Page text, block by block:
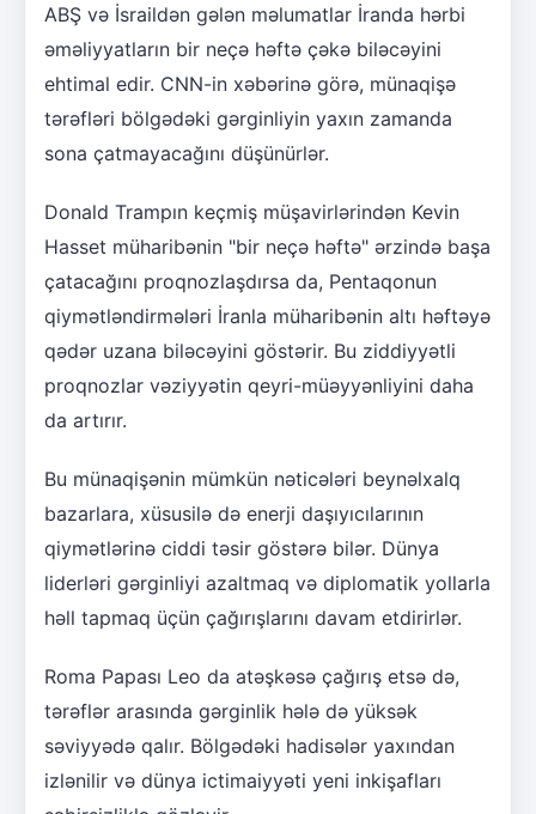
ABŞ və İsraildən gələn məlumatlar İranda hərbi
əməliyyatların bir neçə həftə çəkə biləcəyini
ehtimal edir. CNN-in xəbərinə görə, münaqişə
tərəfləri bölgədəki gərginliyin yaxın zamanda
sona çatmayacağını düşünürlər.
Donald Trampın keçmiş müşavirlərindən Kevin
Hasset müharibənin "bir neçə həftə" ərzində başa
çatacağını proqnozlaşdırsa da, Pentaqonun
qiymətləndirmələri İranla müharibənin altı həftəyə
qədər uzana biləcəyini göstərir. Bu ziddiyyətli
proqnozlar vəziyyətin qeyri-müəyyənliyini daha
da artırır.
Bu münaqişənin mümkün nəticələri beynəlxalq
bazarlara, xüsusilə də enerji daşıyıcılarının
qiymətlərinə ciddi təsir göstərə bilər. Dünya
liderləri gərginliyi azaltmaq və diplomatik yollarla
həll tapmaq üçün çağırışlarını davam etdirirlər.
Roma Papası Leo da atəşkəsə çağırış etsə də,
tərəflər arasında gərginlik hələ də yüksək
səviyyədə qalır. Bölgədəki hadisələr yaxından
izlənilir və dünya ictimaiyyəti yeni inkişafları